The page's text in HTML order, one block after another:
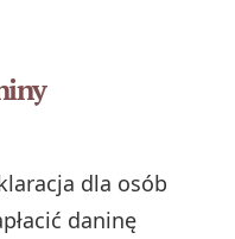
dla osób
daninę